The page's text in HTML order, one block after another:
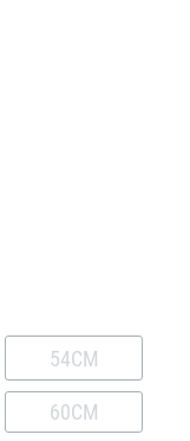
VERFÜGBAR.)
54CM
(DIESE
VERFÜGBAR.)
60CM
(DIESE